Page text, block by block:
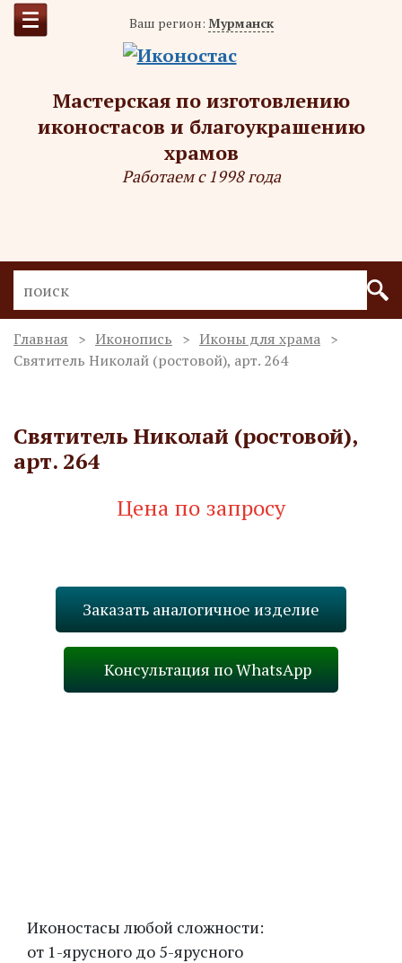
Ваш регион: Мурманск
Мастерская по изготовлению
иконостасов и благоукрашению
храмов
Работаем с 1998 года
Главная Иконопись
Иконы для храма
Святитель Николай (ростовой), арт. 264
Святитель Николай (ростовой),
арт. 264
Цена по запросу
Заказать аналогичное изделие
Консультация по WhatsApp
Иконостасы любой сложности:
от 1-ярусного до 5-ярусного